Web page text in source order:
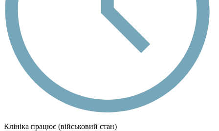
Клініка працює (військовий стан)